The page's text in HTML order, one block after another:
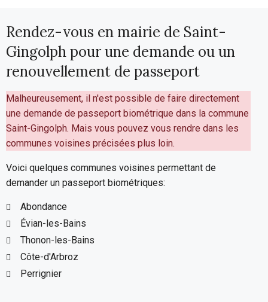
Rendez-vous en mairie de Saint-
Gingolph pour une demande ou un
renouvellement de passeport
Malheureusement, il n'est possible de faire directement
une demande de passeport biométrique dans la commune
Saint-Gingolph. Mais vous pouvez vous rendre dans les
communes voisines précisées plus loin.
Voici quelques communes voisines permettant de
demander un passeport biométriques:
Abondance
Évian-les-Bains
Thonon-les-Bains
Côte-d'Arbroz
Perrignier